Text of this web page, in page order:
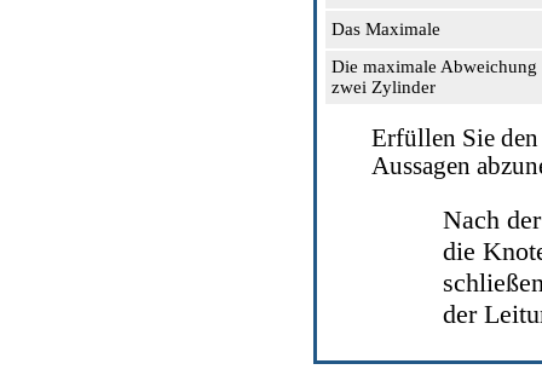
Das Maximale
Die maximale Abweichung
zwei Zylinder
Erfüllen Sie
Aussagen
Nach
die
der